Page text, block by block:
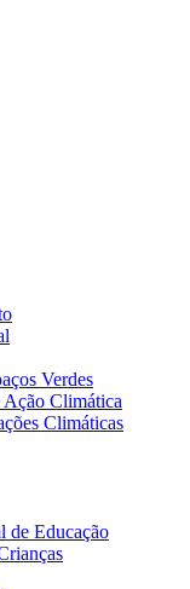
Verdes
Climática
Climáticas
de Educação